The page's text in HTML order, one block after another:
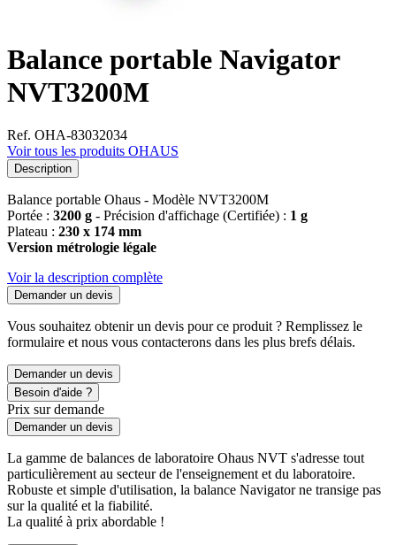
Balance portable Navigator
NVT3200M
Ref. OHA-83032034
Voir tous les produits OHAUS
Description
Balance portable Ohaus - Modèle NVT3200M
Portée : 3200 g - Précision d'affichage (Certifiée) : 1 g
Plateau : 230 x 174 mm
Version métrologie légale
Voir la description complète
Demander un devis
Vous souhaitez obtenir un devis pour ce produit ? Remplissez le
formulaire et nous vous contacterons dans les plus brefs délais.
Demander un devis
Besoin d'aide ?
Prix sur demande
Demander un devis
La gamme de balances de laboratoire Ohaus NVT s'adresse tout
particulièrement au secteur de l'enseignement et du laboratoire.
Robuste et simple d'utilisation, la balance Navigator ne transige pas
sur la qualité et la fiabilité.
La qualité à prix abordable !